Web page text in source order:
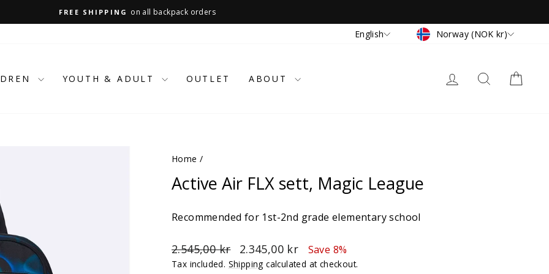
FREE SHIPPING on all backpack orders
Language
English Currency
Norway (NOK kr)
YOUTH & ADULT OUTLET ABOUT LOG IN SEARCH
Home /
Active Air FLX sett, Magic League
Recommended for 1st-2nd grade elementary school
Regular
price
2.545,00 kr
Sale
price
2.345,00 kr Save 8%
Tax included. Shipping calculated at checkout.